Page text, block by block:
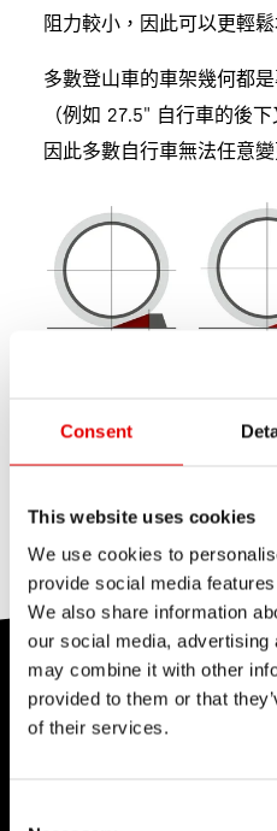
Consent
This website uses cookies
We use cookies to
provide social media
We also share information
our social media,
may combine it with other
provided to them or that
of their services.
阻力較小，因此可以更輕
多數登山車的車架幾何都
（例如 27.5" 自行車的後
因此多數自行車無法任意
其他 輪